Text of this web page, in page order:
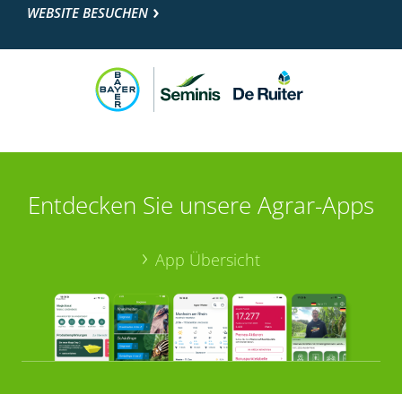
WEBSITE BESUCHEN
Entdecken Sie unsere Agrar-Apps
App Übersicht